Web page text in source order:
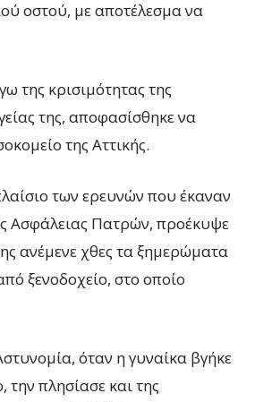
οστού, με αποτέλεσμα να
της κρισιμότητας της
της, αποφασίσθηκε να
της Αττικής.
των ερευνών που έκαναν
Ασφάλειας Πατρών, προέκυψε
ανέμενε χθες τα ξημερώματα
ξενοδοχείο, στο οποίο
όταν η γυναίκα βγήκε
την πλησίασε και της